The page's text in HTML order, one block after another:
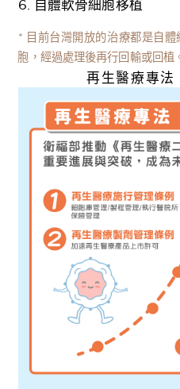
6. 自體軟骨細胞移植
* 目前台灣開放的治療都是自
胞，經過處理後再行回輸或回植
再生醫療專法